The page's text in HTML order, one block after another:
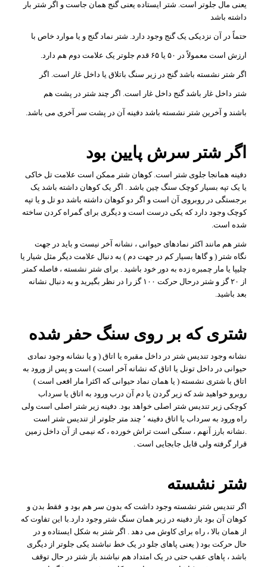
یعنی مال جلوتر است. شتر ایستاده یعنی گنج همان جاست و اگر شتر بار
داشته باشد
حتماً در آن نزدیکی یک گنج وجود دارد. شتر نماد گنج و یا موارد خاص با
ارزش است معمولاً در ۵۰ یا ۶۵ قدم جلوتر یک علامت دوم هم دارد.
اگر شتر نشسته باشد گنج در زیر سنگ باتلاق یا داخل غار است. اگر
شتر داخل غار باشد گنج داخل غار است. اگر چند شتر در پشت هم
باشند و آخرین شتر نشسته باشد دفینه آن در پشت سر آخری می باشد.
اگر شتر سرش پایین بود
دفینه همانجا جلوی شتر است. کوهان شتر ممکن است علامت تل خاکی
یا یک تپه بسیار کوچک سنگ چین باشد . اگر یک کوهان داشته باشد یک
برجستگی در روبروی آن است و اگر دو کوهان داشته باشد دو تل و یا تپه
کوچک وجود دارد که یکی درست است و دیگری برای گمراه کردن ساخته
شده است.
شتر هم مانند اکثر نمادهای حیوانی ، نشانه آخر نیست و باید در جهت
نگاه شتر ( و گاها بسیار کم در جهت دم ) به دنبال علامت دیگر مثل شیار یا
چلیپا یا مار چمبره زده به دور خود باشید . برای شتر نشسته ، فاصله کمتر
از ۲۰ گز و شتر درحال حرکت ۱۰۰ گز را در نظر بگیرید و به دنبال نشانه
بعد باشید.
شتری که بر روی سنگ حفر شده
نشانه وجود تندیس شتر در داخل مقبره یا اتاق ( و یا نشانه وجود نمادی
حیوانی در داخل تونل یا اتاق که نشانه آخر است ) است و پس از ورود به
اتاق با شتری نشسته ( یا همان نماد حیوانی که اکثرا مار افعی است )
روبرو خواهید شد که زیر گردن یا دم آن درب ورود به اتاق یا سرداب
کوچکی زیر تندیس شتر اصلی خواهد بود. دفینه زیر شتر اصلی است ولی
راه ورود به سرداب یا اتاق دفینه ٬ چند متر جلوتر از تندیس شتر است
.نشانه بارز آنهم ، سنگی است تراش خورده ، که نیمی از آن داخل زمین
قرار گرفته ولی قابل جابجایی است .
شتر نشسته
اگر تندیس شتر نشسته وجود داشت که بدون سر هم بود و فقط بدن و
کوهان آن بود باز دفینه در زیر همان سنگ شتر وجود دارد.با این تفاوت که
از همان بالا ، راه برای کاوش می دهد . اگر شتر به شکل ایستاده و در
حال حرکت بود ( یعنی پاهای جلو در یک خط نباشند یکی جلوتر از دیگری
باشد ، پاهای عقب حتی در یک امتداد هم نباشند باز شتر در حال توقف